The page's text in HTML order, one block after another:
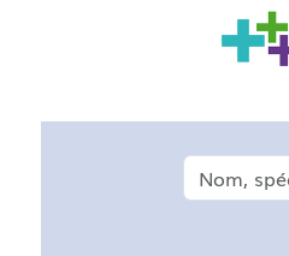
Médecin,